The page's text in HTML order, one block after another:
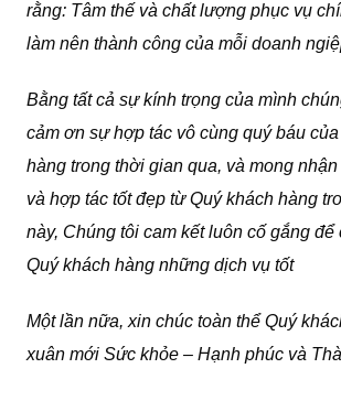
rằng: Tâm thế và chất lượng phục vụ
làm nên thành công của mỗi doanh
Bằng tất cả sự kính trọng của mình
cảm ơn sự hợp tác vô cùng quý báu
hàng trong thời gian qua, và mong
và hợp tác tốt đẹp từ Quý khách hàng
này, Chúng tôi cam kết luôn cố gắng để
Quý khách hàng những dịch vụ tốt
Một lần nữa, xin chúc toàn thể Quý
xuân mới Sức khỏe – Hạnh phúc và